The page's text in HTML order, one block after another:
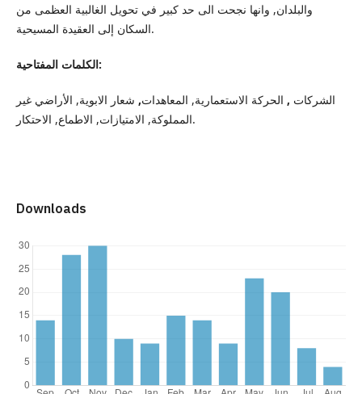
والبلدان, وانها نجحت الى حد كبير في تحويل الغالبية العظمى من
السكان إلى العقيدة المسيحية.
الكلمات المفتاحية:
الشركات , الحركة الاستعمارية, المعاهدات, شعار الابوية, الأراضي غير
المملوكة, الامتيازات, الاطماع, الاحتكار.
Downloads